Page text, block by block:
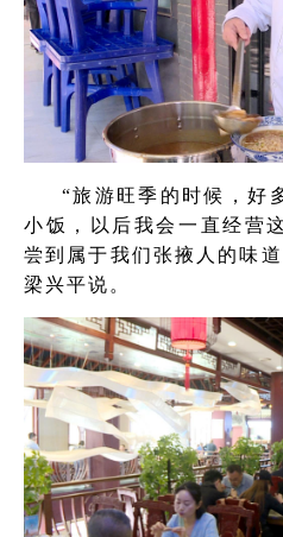
“旅游旺季的时候，好
小饭，以后我会一直经营
尝到属于我们张掖人的味
梁兴平说。